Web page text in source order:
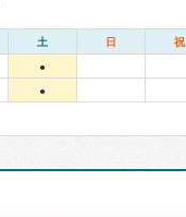
土 日 祝
●
●